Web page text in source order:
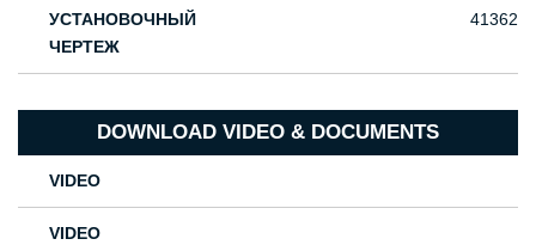
УСТАНОВОЧНЫЙ
ЧЕРТЕЖ
41362
DOWNLOAD VIDEO & DOCUMENTS
VIDEO
VIDEO